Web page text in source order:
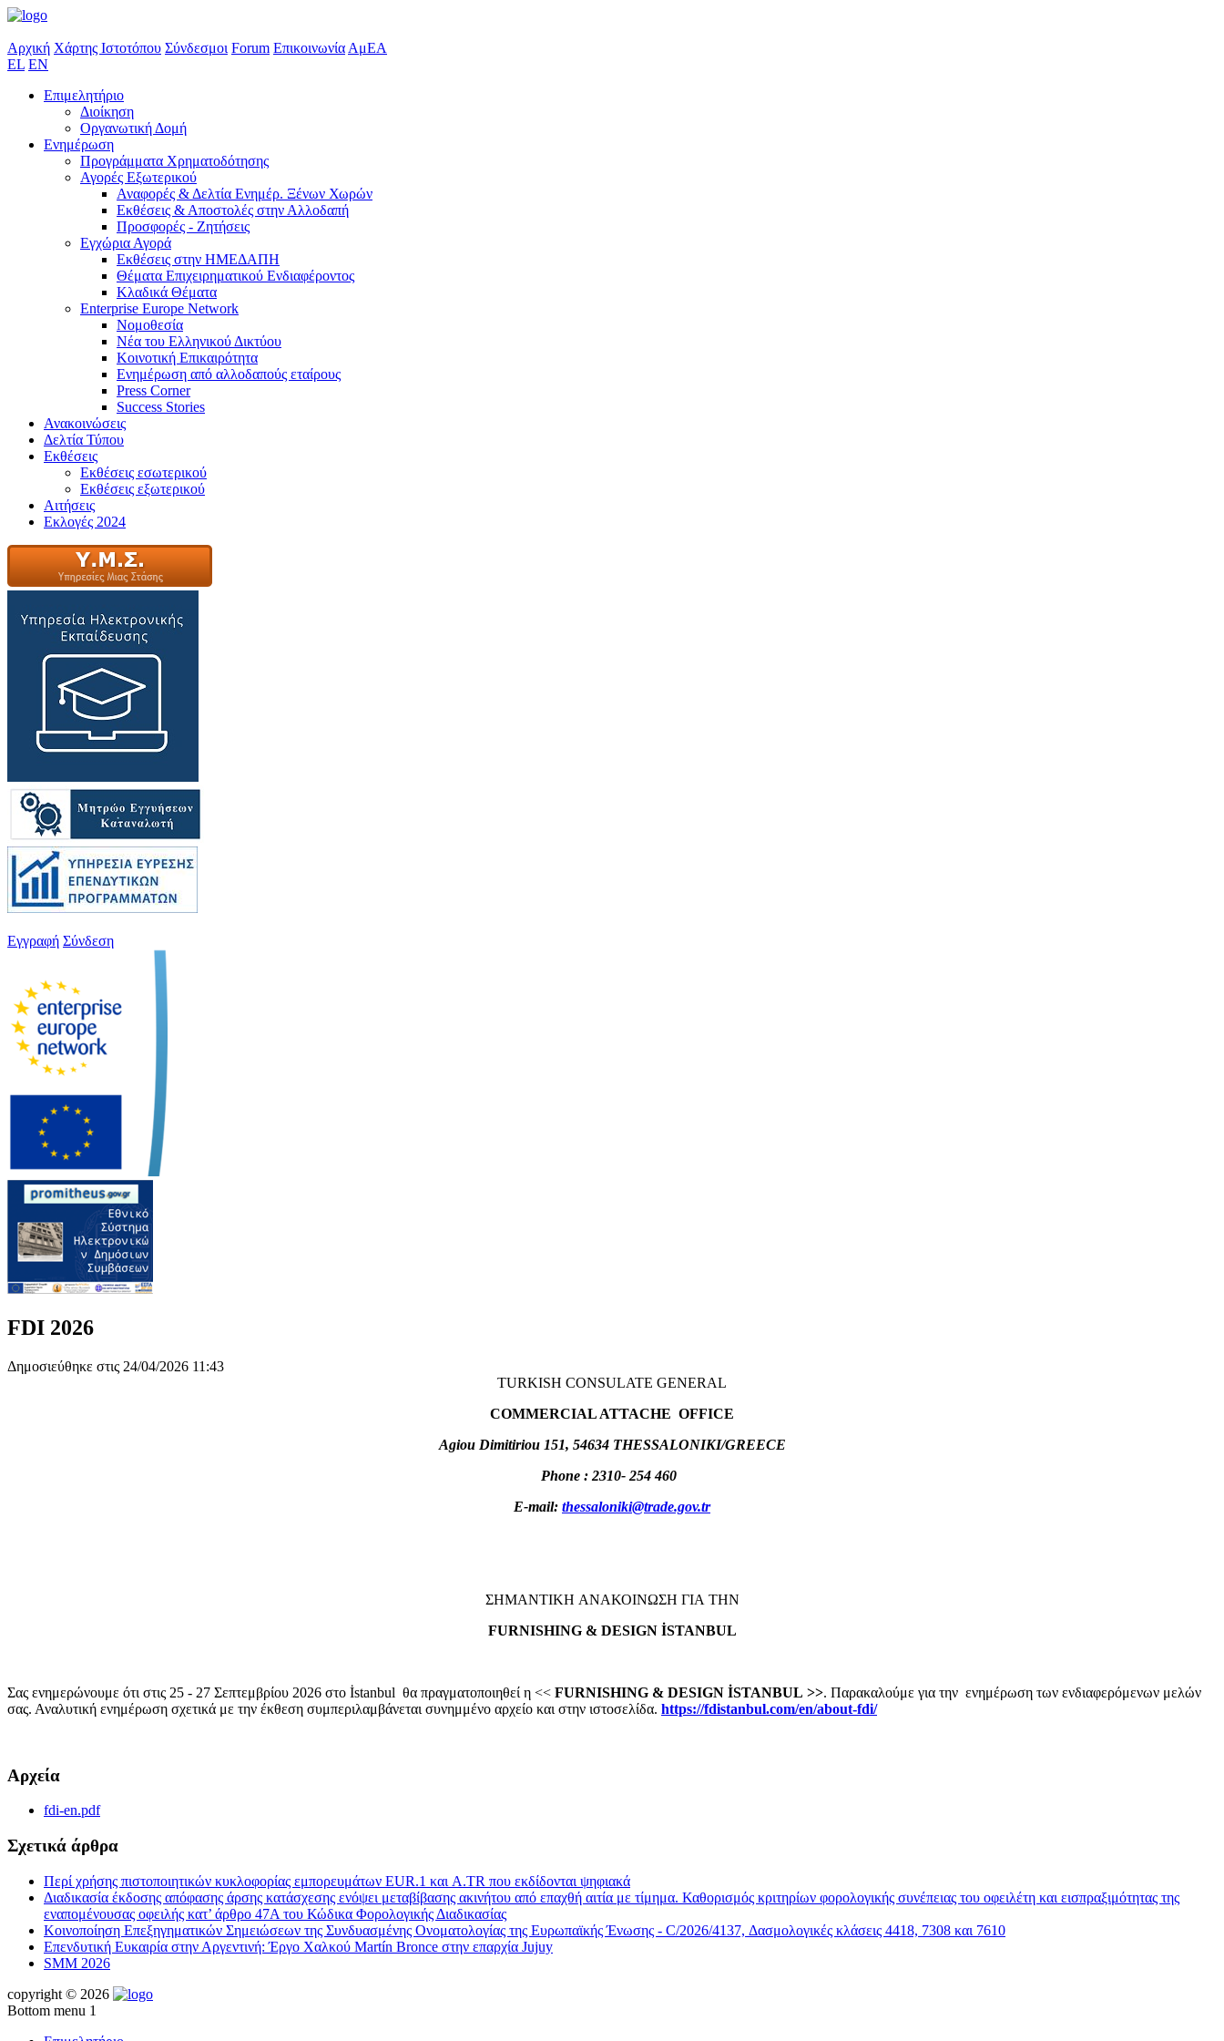
Αρχική Χάρτης Ιστοτόπου Σύνδεσμοι Forum Επικοινωνία ΑμΕΑ
EL EN
Επιμελητήριο
Διοίκηση
Οργανωτική Δομή
Ενημέρωση
Προγράμματα Χρηματοδότησης
Αγορές Εξωτερικού
Αναφορές & Δελτία Ενημέρ. Ξένων Χωρών
Εκθέσεις & Αποστολές στην Αλλοδαπή
Προσφορές - Ζητήσεις
Εγχώρια Αγορά
Εκθέσεις στην ΗΜΕΔΑΠΗ
Θέματα Επιχειρηματικού Ενδιαφέροντος
Κλαδικά Θέματα
Enterprise Europe Network
Νομοθεσία
Νέα του Ελληνικού Δικτύου
Κοινοτική Επικαιρότητα
Ενημέρωση από αλλοδαπούς εταίρους
Press Corner
Success Stories
Ανακοινώσεις
Δελτία Τύπου
Εκθέσεις
Εκθέσεις εσωτερικού
Εκθέσεις εξωτερικού
Αιτήσεις
Εκλογές 2024
Εγγραφή Σύνδεση
FDI 2026
Δημοσιεύθηκε στις 24/04/2026 11:43
TURKISH CONSULATE GENERAL
COMMERCIAL ATTACHE OFFICE
Agiou Dimitiriou 151, 54634 THESSALONIKI/GREECE
Phone : 2310- 254 460
E-mail: thessaloniki@trade.gov.tr
ΣΗΜΑΝΤΙΚΗ ΑΝΑΚΟΙΝΩΣΗ ΓΙΑ ΤΗΝ
FURNISHING & DESIGN İSTANBUL
Σας ενημερώνουμε ότι στις 25 - 27 Σεπτεμβρίου 2026 στο İstanbul θα πραγματοποιηθεί η << FURNISHING & DESIGN İSTANBUL >>. Παρακαλούμε για την ενημέρωση των ενδιαφερόμενων μελών
σας. Αναλυτική ενημέρωση σχετικά με την έκθεση συμπεριλαμβάνεται συνημμένο αρχείο και στην ιστοσελίδα. https://fdistanbul.com/en/about-fdi/
Αρχεία
fdi-en.pdf
Σχετικά άρθρα
Περί χρήσης πιστοποιητικών κυκλοφορίας εμπορευμάτων EUR.1 και A.TR που εκδίδονται ψηφιακά
Διαδικασία έκδοσης απόφασης άρσης κατάσχεσης ενόψει μεταβίβασης ακινήτου από επαχθή αιτία με τίμημα. Καθορισμός κριτηρίων φορολογικής συνέπειας του οφειλέτη και εισπραξιμότητας της
εναπομένουσας οφειλής κατ’ άρθρο 47Α του Κώδικα Φορολογικής Διαδικασίας
Κοινοποίηση Επεξηγηματικών Σημειώσεων της Συνδυασμένης Ονοματολογίας της Ευρωπαϊκής Ένωσης - C/2026/4137, Δασμολογικές κλάσεις 4418, 7308 και 7610
Επενδυτική Ευκαιρία στην Αργεντινή: Έργο Χαλκού Martín Bronce στην επαρχία Jujuy
SMM 2026
copyright © 2026
Bottom menu 1